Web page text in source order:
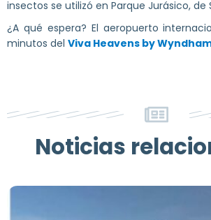
insectos se utilizó en Parque Jurásico, de
¿A qué espera? El aeropuerto
minutos del Viva Heavens by
Noticias